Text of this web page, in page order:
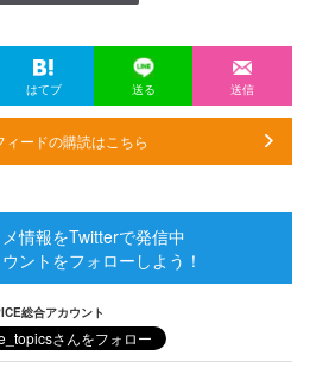
はてブ 送る 送信
ードの購読はこちら
情報をTwitterで発信中
ントをフォローしよう！
総合アカウント